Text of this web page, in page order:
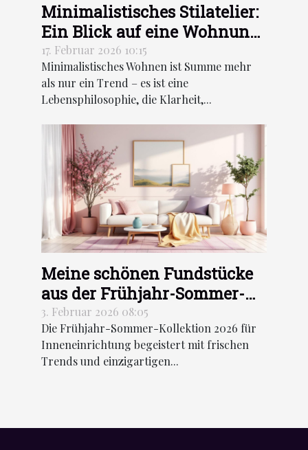
Minimalistisches Stilatelier:
Ein Blick auf eine Wohnung
in Stockholm
17. Februar 2026 10:15
Minimalistisches Wohnen ist Summe mehr
als nur ein Trend – es ist eine
Lebensphilosophie, die Klarheit,...
Meine schönen Fundstücke
aus der Frühjahr-Sommer-
Kollektion für
Inneneinrichtung 2026
3. Februar 2026 08:05
Die Frühjahr-Sommer-Kollektion 2026 für
Inneneinrichtung begeistert mit frischen
Trends und einzigartigen...